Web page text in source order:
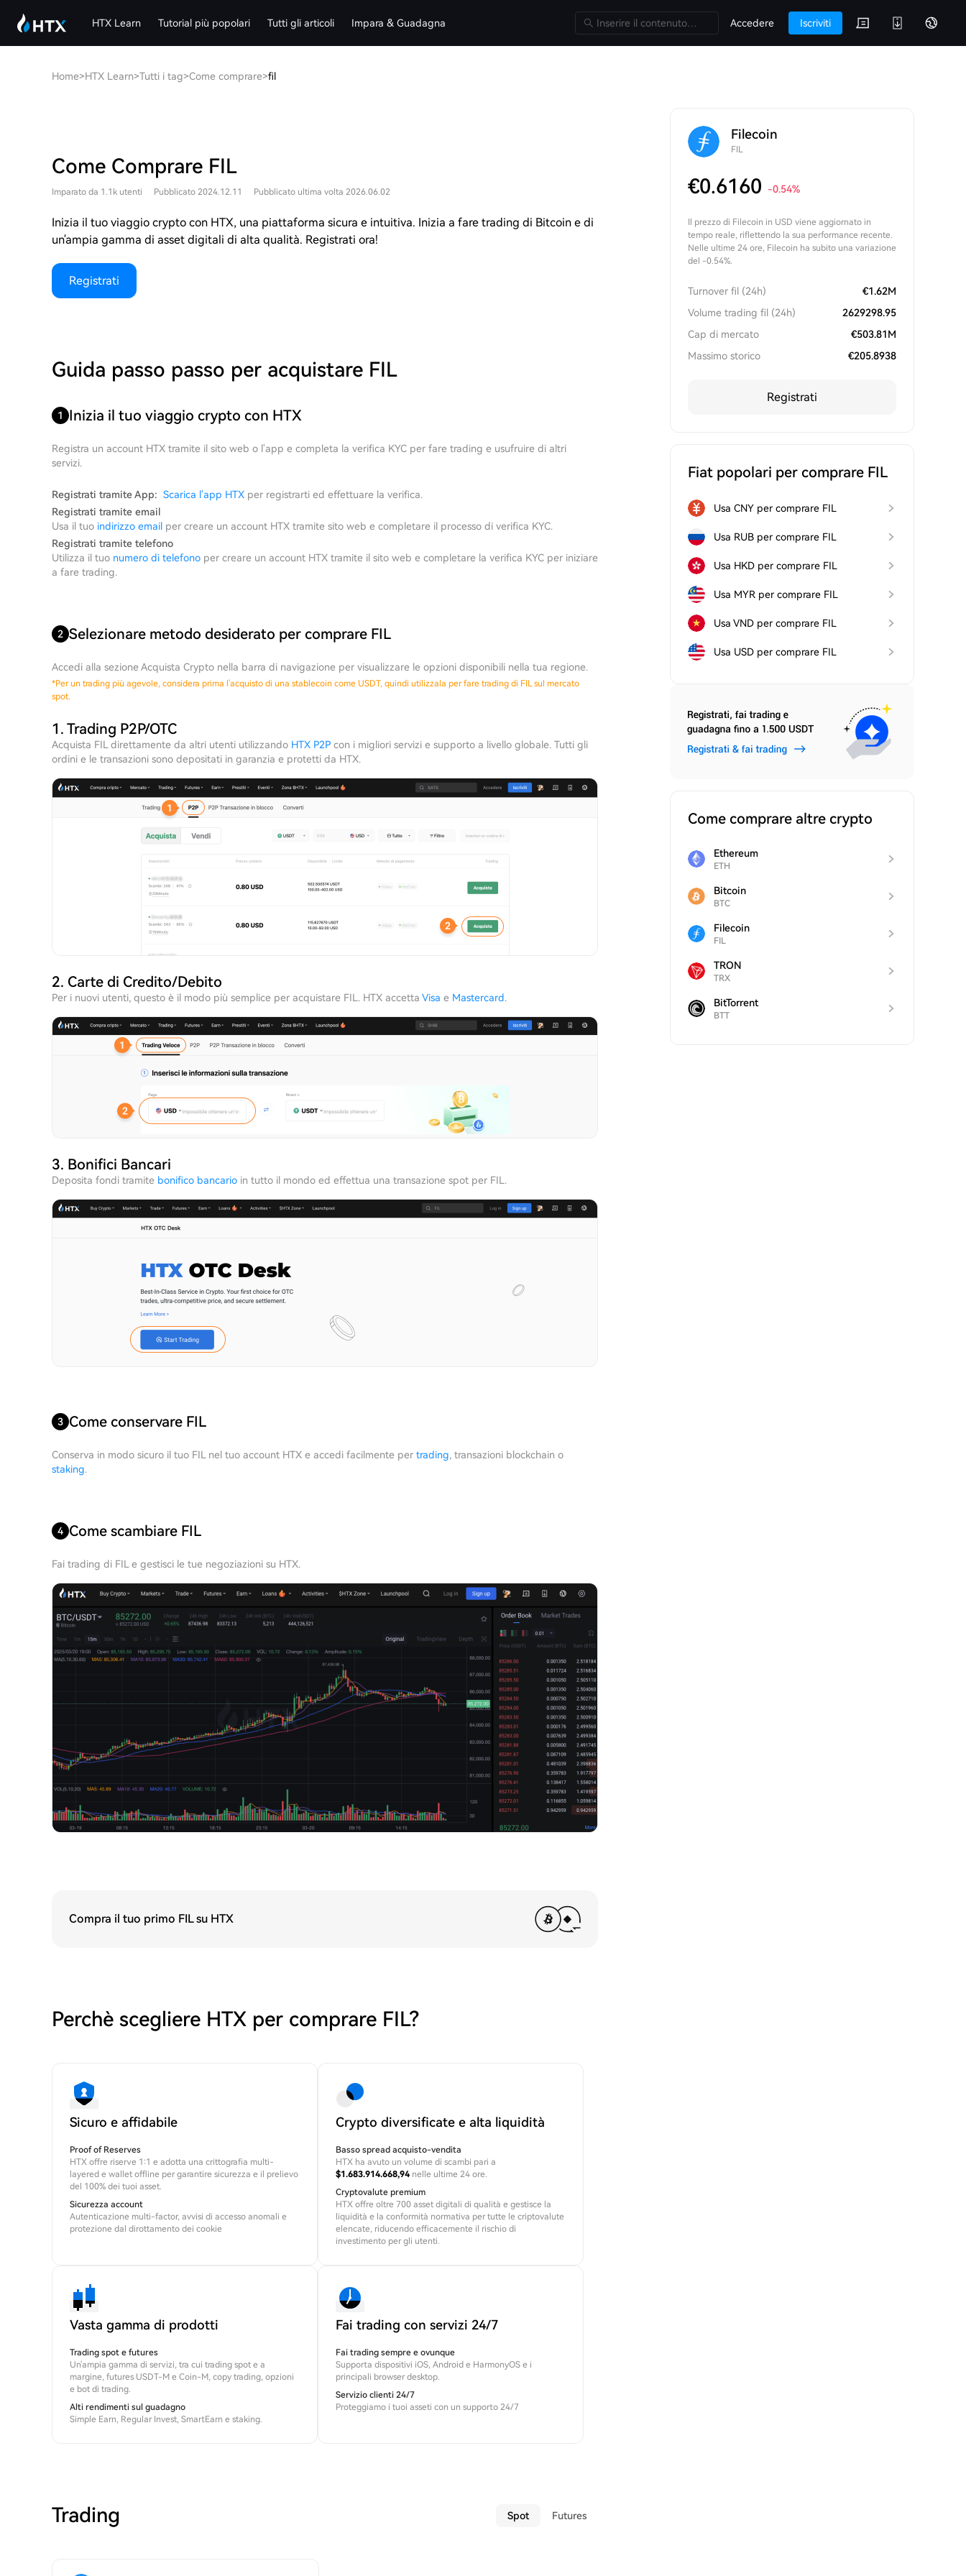
HTX Learn Tutorial più popolari Tutti gli articoli Impara & Guadagna Accedere Iscriviti
Home>HTX Learn>Tutti i tag>Come comprare>fil
Come Comprare FIL
Imparato da 1.1k utenti Pubblicato 2024.12.11 Pubblicato ultima volta 2026.06.02
Inizia il tuo viaggio crypto con HTX, una piattaforma sicura e intuitiva. Inizia a fare trading di Bitcoin e di
un'ampia gamma di asset digitali di alta qualità. Registrati ora!
Registrati
Guida passo passo per acquistare FIL
1 Inizia il tuo viaggio crypto con HTX
Registra un account HTX tramite il sito web o l'app e completa la verifica KYC per fare trading e usufruire di altri
servizi.
Registrati tramite App: Scarica l'app HTX per registrarti ed effettuare la verifica.
Registrati tramite email
Usa il tuo indirizzo email per creare un account HTX tramite sito web e completare il processo di verifica KYC.
Registrati tramite telefono
Utilizza il tuo numero di telefono per creare un account HTX tramite il sito web e completare la verifica KYC per iniziare
a fare trading.
2 Selezionare metodo desiderato per comprare FIL
Accedi alla sezione Acquista Crypto nella barra di navigazione per visualizzare le opzioni disponibili nella tua regione.
*Per un trading più agevole, considera prima l'acquisto di una stablecoin come USDT, quindi utilizzala per fare trading di FIL sul mercato
spot.
1. Trading P2P/OTC
Acquista FIL direttamente da altri utenti utilizzando HTX P2P con i migliori servizi e supporto a livello globale. Tutti gli
ordini e le transazioni sono depositati in garanzia e protetti da HTX.
2. Carte di Credito/Debito
Per i nuovi utenti, questo è il modo più semplice per acquistare FIL. HTX accetta Visa e Mastercard.
3. Bonifici Bancari
Deposita fondi tramite bonifico bancario in tutto il mondo ed effettua una transazione spot per FIL.
3 Come conservare FIL
Conserva in modo sicuro il tuo FIL nel tuo account HTX e accedi facilmente per trading, transazioni blockchain o
staking.
4 Come scambiare FIL
Fai trading di FIL e gestisci le tue negoziazioni su HTX.
Compra il tuo primo FIL su HTX
Perchè scegliere HTX per comprare FIL?
Sicuro e affidabile
Proof of Reserves
HTX offre riserve 1:1 e adotta una crittografia multi-
layered e wallet offline per garantire sicurezza e il prelievo
del 100% dei tuoi asset.
Sicurezza account
Autenticazione multi-factor, avvisi di accesso anomali e
protezione dal dirottamento dei cookie
Crypto diversificate e alta liquidità
Basso spread acquisto-vendita
HTX ha avuto un volume di scambi pari a
$1.683.914.668,94 nelle ultime 24 ore.
Cryptovalute premium
HTX offre oltre 700 asset digitali di qualità e gestisce la
liquidità e la conformità normativa per tutte le criptovalute
elencate, riducendo efficacemente il rischio di
investimento per gli utenti.
Vasta gamma di prodotti
Trading spot e futures
Un'ampia gamma di servizi, tra cui trading spot e a
margine, futures USDT-M e Coin-M, copy trading, opzioni
e bot di trading.
Alti rendimenti sul guadagno
Simple Earn, Regular Invest, SmartEarn e staking.
Fai trading con servizi 24/7
Fai trading sempre e ovunque
Supporta dispositivi iOS, Android e HarmonyOS e i
principali browser desktop.
Servizio clienti 24/7
Proteggiamo i tuoi asseti con un supporto 24/7
Trading Spot Futures
Filecoin
FIL
€0.6160 -0.54%
Il prezzo di Filecoin in USD viene aggiornato in
tempo reale, riflettendo la sua performance recente.
Nelle ultime 24 ore, Filecoin ha subito una variazione
del -0.54%.
Turnover fil (24h) €1.62M
Volume trading fil (24h)
2629298.95
Cap di mercato
€503.81M
Massimo storico
€205.8938
Registrati
Fiat popolari per comprare FIL
Usa CNY per comprare FIL
Usa RUB per comprare FIL
Usa HKD per comprare FIL
Usa MYR per comprare FIL
Usa VND per comprare FIL
Usa USD per comprare FIL
Come comprare altre crypto
Ethereum
ETH
Bitcoin
BTC
Filecoin
FIL
TRON
TRX
BitTorrent
BTT